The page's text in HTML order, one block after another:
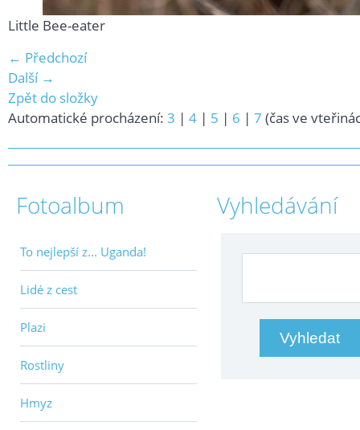
Little Bee-eater
← Předchozí
Další →
Zpět do složky
Automatické procházení: 3 | 4 | 5 | 6 | 7 (čas ve
Fotoalbum
To nejlepší z... Uganda!
Lidé z cest
Plazi
Rostliny
Hmyz
Vyhledávání